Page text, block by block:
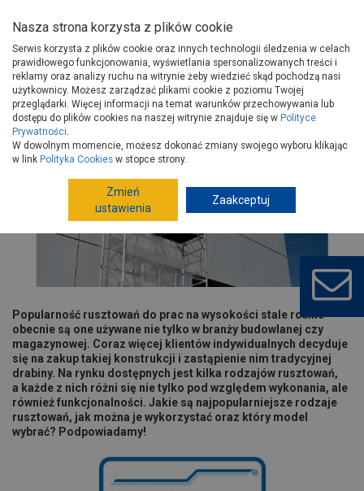
Strona główna Porady
Narzędzia i majsterkowanie
Narzędzia
Jakie są rodzaje rusztowań i które rozwiązanie wybrać?
Jakie są rodzaje rusztowań i które
rozwiązanie wybrać?
Popularność rusztowań do prac na wysokości stale rośnie –
obecnie są one używane nie tylko w branży budowlanej czy
magazynowej. Coraz więcej klientów indywidualnych decyduje
się na zakup takiej konstrukcji i zastąpienie nim tradycyjnej
drabiny. Na rynku dostępnych jest kilka rodzajów rusztowań,
a każde z nich różni się nie tylko pod względem wykonania, ale
również funkcjonalności. Jakie są najpopularniejsze rodzaje
rusztowań, jak można je wykorzystać oraz który model
wybrać? Podpowiadamy!
Nasza strona korzysta z plików cookie
Serwis korzysta z plików cookie oraz innych technologii śledzenia w celach
prawidłowego funkcjonowania, wyświetlania spersonalizowanych treści i
reklamy oraz analizy ruchu na witrynie żeby wiedzieć skąd pochodzą nasi
użytkownicy. Możesz zarządzać plikami cookie z poziomu Twojej
przeglądarki. Więcej informacji na temat warunków przechowywania lub
dostępu do plików cookies na naszej witrynie znajduje się w Polityce
Prywatności.
W dowolnym momencie, możesz dokonać zmiany swojego wyboru klikając
w link Polityka Cookies w stopce strony.
Zmień
ustawienia
Zaakceptuj